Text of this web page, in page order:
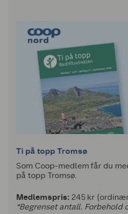
Ti på topp Tromsø
Som Coop-medlem får du
på topp Tromsø.
Medlemspris: 245 kr
*Begrenset antall. Forbehold